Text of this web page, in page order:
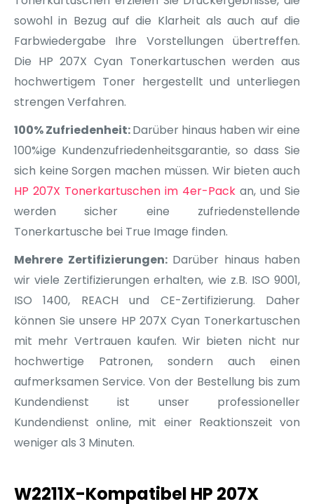
sowohl in Bezug auf die Klarheit als auch auf die
Farbwiedergabe Ihre Vorstellungen übertreffen.
Die HP 207X Cyan Tonerkartuschen werden aus
hochwertigem Toner hergestellt und unterliegen
strengen Verfahren.
100% Zufriedenheit:Darüber hinaus haben wir eine
100%ige Kundenzufriedenheitsgarantie, so dass Sie
sich keine Sorgen machen müssen. Wir bieten auch
HP 207X Tonerkartuschen im 4er-Pack an, und Sie
werden sicher eine zufriedenstellende
Tonerkartusche bei True Image finden.
Mehrere Zertifizierungen:Darüber hinaus haben
wir viele Zertifizierungen erhalten, wie z.B. ISO 9001,
ISO 1400, REACH und CE-Zertifizierung. Daher
können Sie unsere HP 207X Cyan Tonerkartuschen
mit mehr Vertrauen kaufen. Wir bieten nicht nur
hochwertige Patronen, sondern auch einen
aufmerksamen Service. Von der Bestellung bis zum
Kundendienst ist unser professioneller
Kundendienst online, mit einer Reaktionszeit von
weniger als 3 Minuten.
W2211X-Kompatibel HP 207X